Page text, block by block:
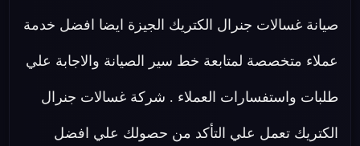
صيانة غسالات جنرال الكتريك الجيزة ايضا افضل خدمة
عملاء متخصصة لمتابعة خط سير الصيانة والاجابة علي
طلبات واستفسارات العملاء . شركة غسالات جنرال
الكتريك تعمل علي التأكد من حصولك علي افضل